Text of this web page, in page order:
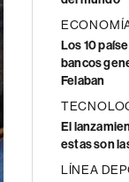
Los 10
bancos
Felaban
El
estas son
LÍNEA